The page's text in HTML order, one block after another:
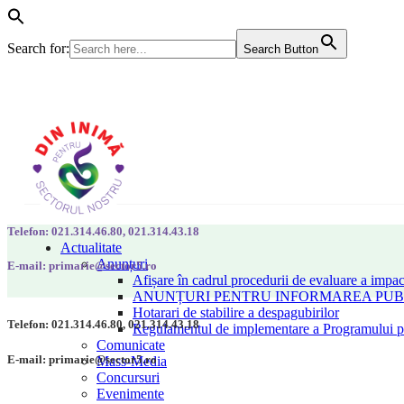
Search for: Search Button
Actualitate
Anunțuri
Afișare în cadrul procedurii de evaluare a
ANUNȚURI PENTRU INFORMAREA
Hotarari de stabilire a despagubirilor
Regulamentul de implementare a Programului
Comunicate
Mass-Media
Concursuri
Evenimente
Telefon: 021.314.46.80, 021.314.43.18
E-mail: primarie@sector5.ro
Telefon: 021.314.46.80, 021.314.43.18
E-mail: primarie@sector5.ro